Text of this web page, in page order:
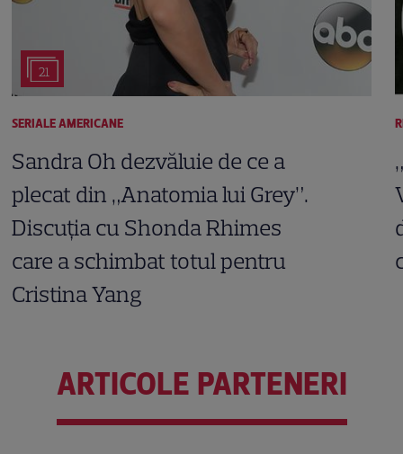
21
SERIALE AMERICANE
Sandra Oh dezvăluie de ce a
plecat din „Anatomia lui Grey”.
Discuția cu Shonda Rhimes
care a schimbat totul pentru
Cristina Yang
ARTICOLE PARTENERI